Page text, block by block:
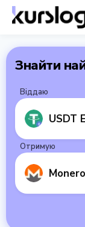
Знайти
Віддаю
USDT
Отримую
Monero